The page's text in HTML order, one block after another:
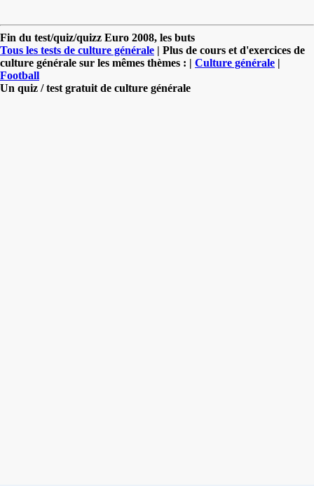
Fin du test/quiz/quizz Euro 2008, les buts
Tous les tests de culture générale | Plus de cours et d'exercices de
culture générale sur les mêmes thèmes : | Culture générale |
Football
Un quiz / test gratuit de culture générale